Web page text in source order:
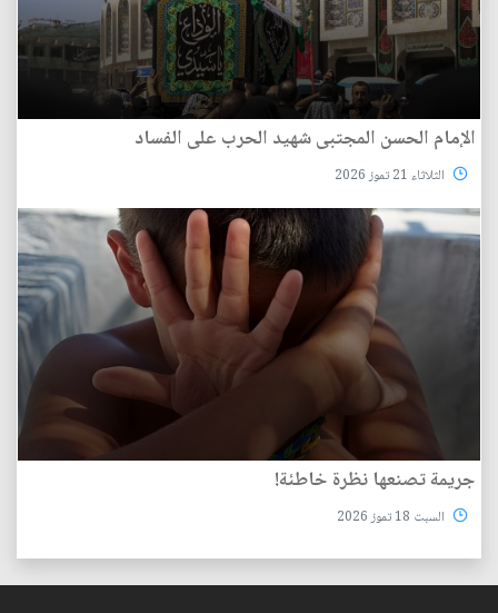
الإمام الحسن المجتبى شهيد الحرب على الفساد
الثلاثاء 21 تموز 2026
جريمة تصنعها نظرة خاطئة!
السبت 18 تموز 2026